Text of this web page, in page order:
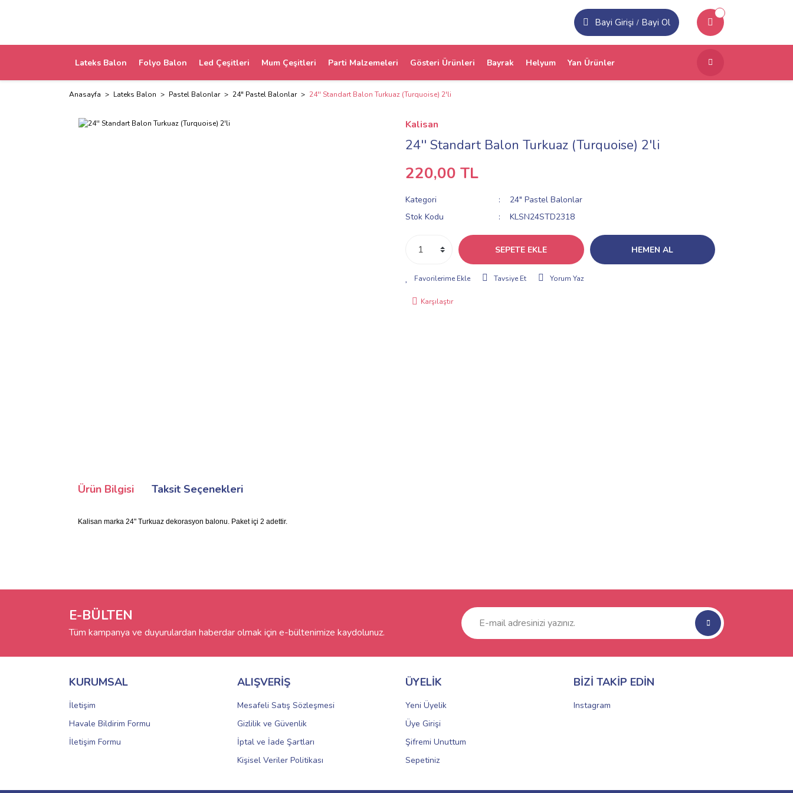
Bayi Girişi / Bayi Ol
Lateks Balon Folyo Balon Led Çeşitleri Mum Çeşitleri Parti Malzemeleri Gösteri Ürünleri Bayrak Helyum Yan Ürünler
Anasayfa Lateks Balon Pastel Balonlar 24" Pastel Balonlar 24'' Standart Balon Turkuaz (Turquoise) 2'li
Kalisan
24'' Standart Balon Turkuaz (Turquoise) 2'li
220,00 TL
Kategori
24" Pastel Balonlar
Stok Kodu
KLSN24STD2318
SEPETE EKLE HEMEN AL
Tavsiye Et Yorum Yaz
Karşılaştır
Ürün Bilgisi Taksit Seçenekleri
Kalisan marka 24" Turkuaz dekorasyon balonu. Paket içi 2 adettir.
E-BÜLTEN
Tüm kampanya ve duyurulardan haberdar olmak için e-bültenimize kaydolunuz.
KURUMSAL
İletişim
Havale Bildirim Formu
İletişim Formu
ALIŞVERİŞ
Mesafeli Satış Sözleşmesi
Gizlilik ve Güvenlik
İptal ve İade Şartları
Kişisel Veriler Politikası
ÜYELİK
Yeni Üyelik
Üye Girişi
Şifremi Unuttum
Sepetiniz
BİZİ TAKİP EDİN
Instagram